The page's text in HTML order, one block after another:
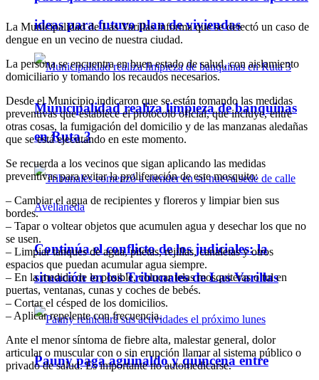
ideas para futuro plan de viviendas
Municipalidad realiza limpieza de banquinas
en Ruta 3
Continúa el conflicto de los judiciales: la
situación en los Tribunales de Las Varillas
Pauny paga aguinaldo y quincena entre
La Municipalidad de Las Varillas informa que se detectó un caso de
dengue en un vecino de nuestra ciudad.
La persona se encuentra en buen estado de salud, con aislamiento
domiciliario y tomando los recaudos necesarios.
Desde el Municipio indicaron que se están tomando las medidas
preventivas que establece el protocolo oficial, que incluye, entre
otras cosas, la fumigación del domicilio y de las manzanas aledañas
que se está ejecutando en este momento.
Se recuerda a los vecinos que sigan aplicando las medidas
preventivas para evitar la proliferación de este mosquito:
– Cambiar el agua de recipientes y floreros y limpiar bien sus
bordes.
– Tapar o voltear objetos que acumulen agua y desechar los que no
se usen.
– Limpiar tanques de agua, piletas, rejillas, canaletas y otros
espacios que puedan acumular agua siempre.
– En la medida de lo posible, colocar telas mosquiteras o tul en
puertas, ventanas, cunas y coches de bebés.
– Cortar el césped de los domicilios.
– Aplicar repelente con frecuencia.
Ante el menor síntoma de fiebre alta, malestar general, dolor
articular o muscular con o sin erupción llamar al sistema público o
privado de salud. Es importante no automedicarse.